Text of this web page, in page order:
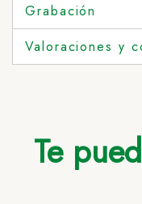
Grabación
Valoraciones y
Te